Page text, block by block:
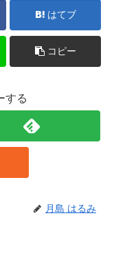
はてブ
コピー
する
月島 はるみ